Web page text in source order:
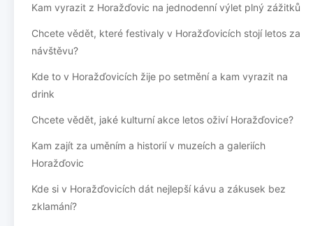
Kam vyrazit z Horažďovic na jednodenní výlet plný zážitků
Chcete vědět, které festivaly v Horažďovicích stojí letos za
návštěvu?
Kde to v Horažďovicích žije po setmění a kam vyrazit na
drink
Chcete vědět, jaké kulturní akce letos oživí Horažďovice?
Kam zajít za uměním a historií v muzeích a galeriích
Horažďovic
Kde si v Horažďovicích dát nejlepší kávu a zákusek bez
zklamání?